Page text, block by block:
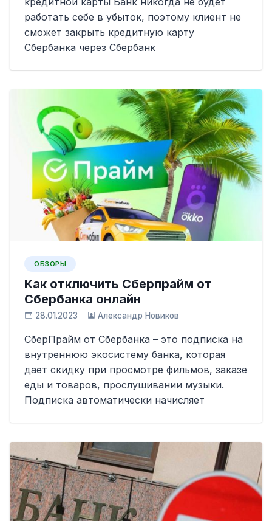
работать себе в убыток, поэтому клиент не
сможет закрыть кредитную карту
Сбербанка через Сбербанк
ОБЗОРЫ
Как отключить Сберпрайм от
Сбербанка онлайн
28.01.2023 Александр Новиков
СберПрайм от Сбербанка – это подписка на
внутреннюю экосистему банка, которая
дает скидку при просмотре фильмов, заказе
еды и товаров, прослушивании музыки.
Подписка автоматически начисляет